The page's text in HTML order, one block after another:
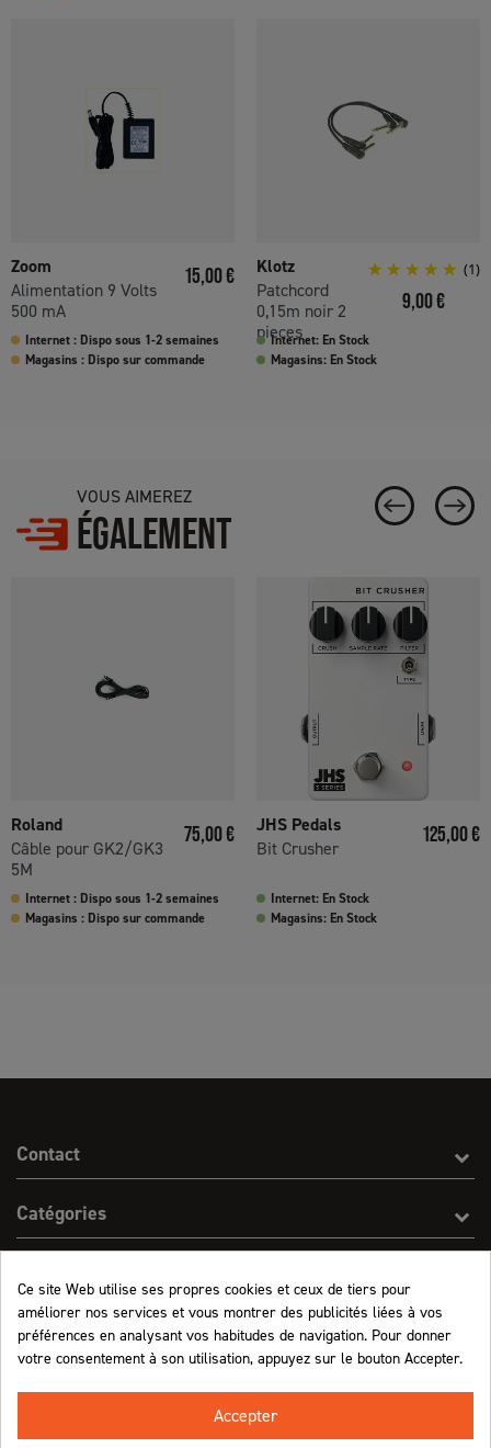
Zoom
Alimentation 9 Volts
500 mA
Prix
15,00 €
Internet : Dispo sous 1-2 semaines
Magasins : Dispo sur commande
Klotz
Patchcord
0,15m noir 2
pieces
(1)
Prix
9,00 €
Internet: En Stock
Magasins: En Stock
VOUS AIMEREZ
ÉGALEMENT
Roland
Câble pour GK2/GK3
5M
Prix
75,00 €
Internet : Dispo sous 1-2 semaines
Magasins : Dispo sur commande
JHS Pedals
Bit Crusher
Prix
125,00 €
Internet: En Stock
Magasins: En Stock
Contact
Catégories
Informations
Ce site Web utilise ses propres cookies et ceux de tiers pour
améliorer nos services et vous montrer des publicités liées à vos
préférences en analysant vos habitudes de navigation. Pour donner
votre consentement à son utilisation, appuyez sur le bouton Accepter.
Accepter